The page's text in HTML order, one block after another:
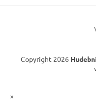
í
Copyright 2026
×